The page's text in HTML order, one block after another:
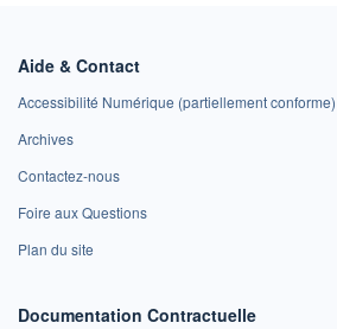
Aide & Contact
Accessibilité Numérique (partiellement conforme)
Archives
Contactez-nous
Foire aux Questions
Plan du site
Documentation Contractuelle